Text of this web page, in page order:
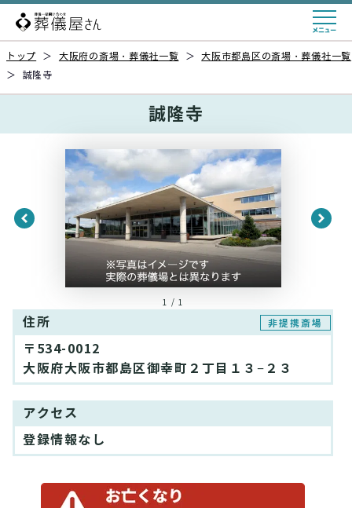
トップ ＞ 大阪府の斎場・葬儀社一覧 ＞
大阪市都島区の斎場・葬儀社一覧
＞
誠隆寺
誠隆寺
1 / 1
住所 非提携斎場
〒534-0012
大阪府大阪市都島区御幸町２丁目１３−２３
アクセス
登録情報なし